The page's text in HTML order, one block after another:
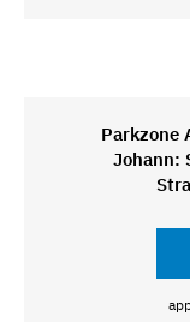
Parkzone
Johann: